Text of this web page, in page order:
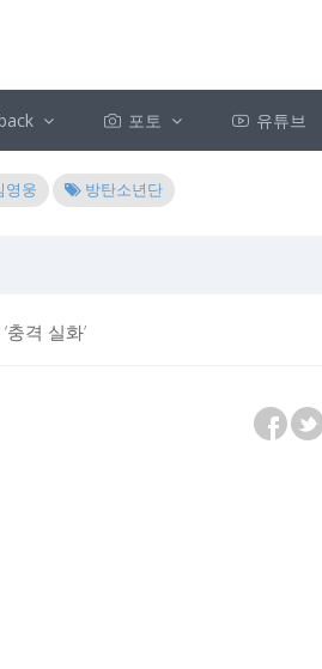
포토 유튜브
영웅 방탄소년단
격 실화’